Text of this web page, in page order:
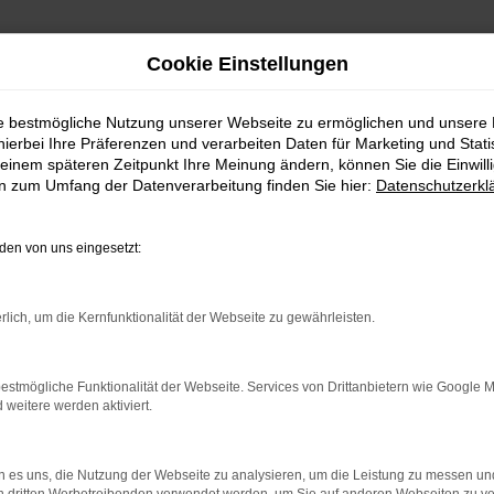
2 Möglichkeiten. Sehen Sie sich mit Klick auf „Unser
Probefahren. Oder Sie klicken auf den Button
können wir dann für Sie beschaffen. Wir freuen uns auf
Cookie Einstellungen
bestmögliche Nutzung unserer Webseite zu ermöglichen und unsere
Ihre Präferenzen und verarbeiten Daten für Marketing und
späteren Zeitpunkt Ihre Meinung ändern, können Sie die
zum Umfang der Datenverarbeitung finden Sie hier:
von uns eingesetzt:
um die Kernfunktionalität der Webseite zu gewährleisten.
Funktionalität der Webseite. Services von Drittanbietern wie Google
weitere werden aktiviert.
es uns, die Nutzung der Webseite zu analysieren, um die Leistung zu messen